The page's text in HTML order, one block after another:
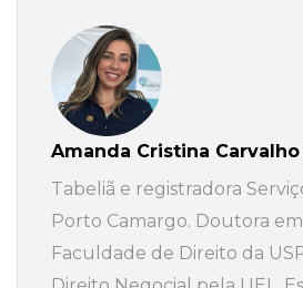
Amanda Cristina
Tabeliã e registradora
Porto Camargo. Doutora
Faculdade de Direito da